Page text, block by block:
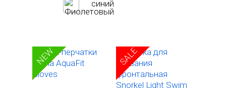
SALE
NEW SALE